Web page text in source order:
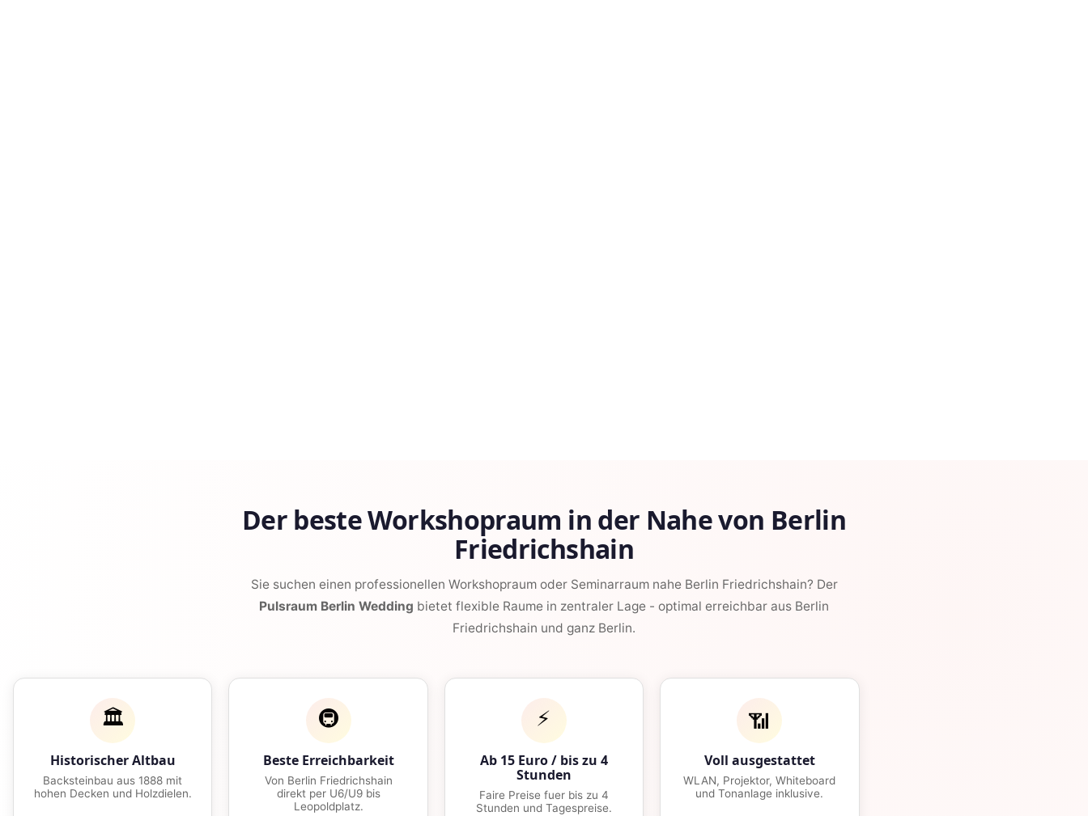
Der beste Workshopraum in der Nahe von Berlin
Friedrichshain
Sie suchen einen professionellen Workshopraum oder Seminarraum nahe Berlin Friedrichshain? Der
Pulsraum Berlin Wedding bietet flexible Raume in zentraler Lage - optimal erreichbar aus Berlin
Friedrichshain und ganz Berlin.
🏛️
Historischer Altbau
Backsteinbau aus 1888 mit
hohen Decken und Holzdielen.
🚇
Beste Erreichbarkeit
Von Berlin Friedrichshain
direkt per U6/U9 bis
Leopoldplatz.
⚡
Ab 15 Euro / bis zu 4
Stunden
Faire Preise fuer bis zu 4
Stunden und Tagespreise.
📶
Voll ausgestattet
WLAN, Projektor, Whiteboard
und Tonanlage inklusive.